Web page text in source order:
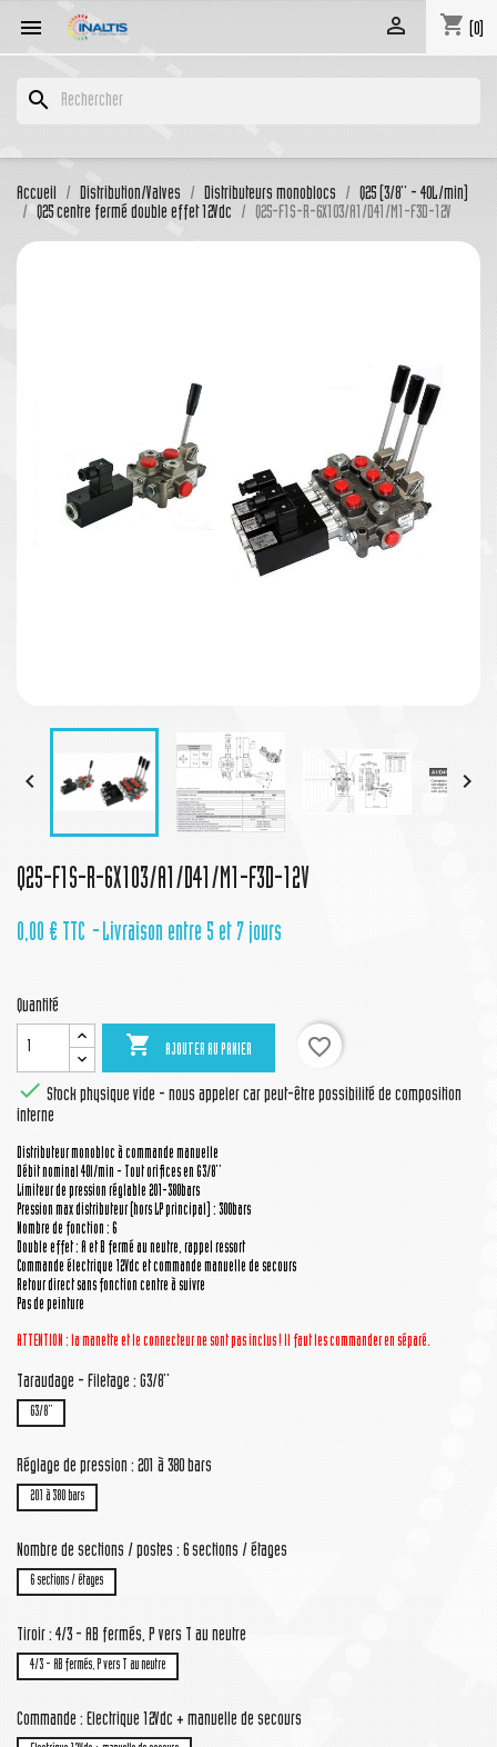
 shopping_cart (0)

search
Accueil Distribution/Valves Distributeurs monoblocs
Q25 (3/8'' - 40L/min)
Q25 centre fermé double effet 12Vdc
Q25-F1S-R-6X103/A1/D41/M1-F3D-12V
 
Q25-F1S-R-6X103/A1/D41/M1-F3D-12V
0,00 € TTC Livraison entre 5 et 7 jours
Quantité
 AJOUTER AU PANIER
favorite_border
 Stock physique vide - nous appeler car peut-être possibilité de composition
interne
Distributeur monobloc à commande manuelle
Débit nominal 40l/min - Tout orifices en G3/8''
Limiteur de pression réglable 201-380bars
Pression max distributeur (hors LP principal) : 300bars
Nombre de fonction : 6
Double effet : A et B fermé au neutre, rappel ressort
Commande électrique 12Vdc et commande manuelle de secours
Retour direct sans fonction centre à suivre
Pas de peinture
ATTENTION : la manette et le connecteurne sont pas inclus ! Il faut les commander en séparé.
Taraudage - Filetage : G3/8''
G3/8''
Réglage de pression : 201 à 380 bars
201 à 380 bars
Nombre de sections / postes : 6 sections / étages
6 sections / étages
Tiroir : 4/3 - AB fermés, P vers T au neutre
4/3 - AB fermés, P vers T au neutre
Commande : Electrique 12Vdc + manuelle de secours